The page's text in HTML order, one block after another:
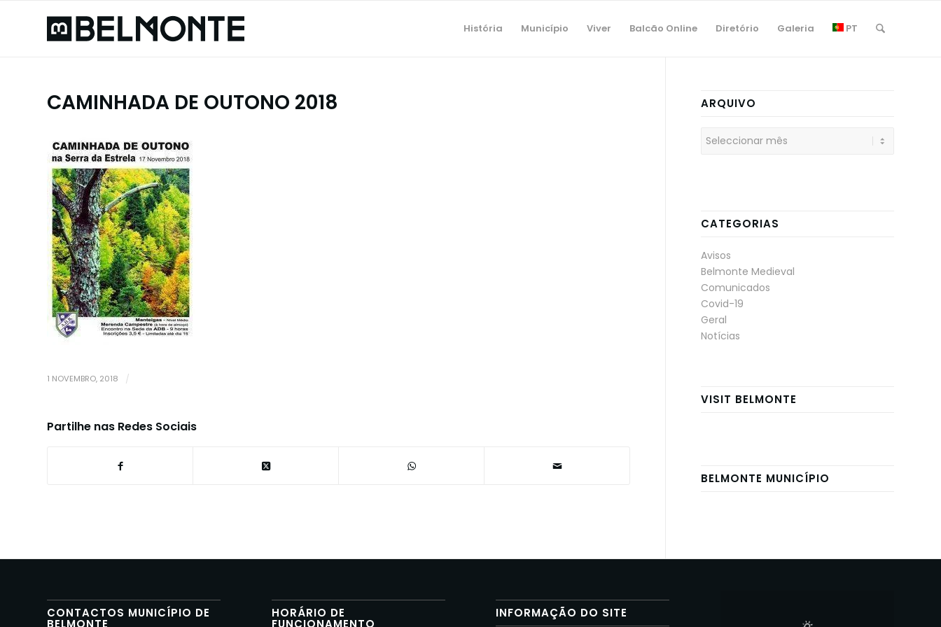
História Município Viver Balcão Online Diretório Galeria PT
CAMINHADA DE OUTONO 2018
1 NOVEMBRO, 2018 /
Partilhe nas Redes Sociais
ARQUIVO
CATEGORIAS
Avisos
Belmonte Medieval
Comunicados
Covid-19
Geral
Notícias
VISIT BELMONTE
BELMONTE MUNICÍPIO
CONTACTOS MUNICÍPIO DE
BELMONTE
HORÁRIO DE
FUNCIONAMENTO
INFORMAÇÃO DO SITE